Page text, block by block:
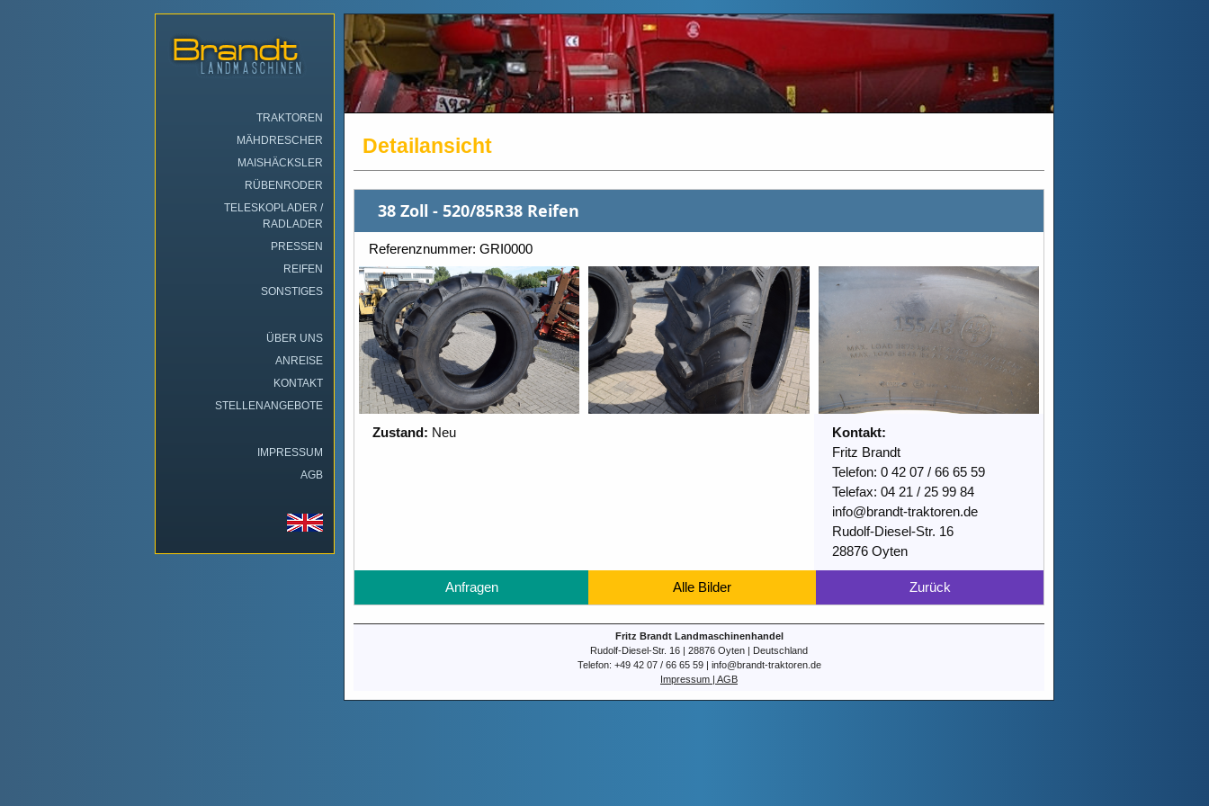
TRAKTOREN
MÄHDRESCHER
MAISHÄCKSLER
RÜBENRODER
TELESKOPLADER /
RADLADER
PRESSEN
REIFEN
SONSTIGES
ÜBER UNS
ANREISE
KONTAKT
STELLENANGEBOTE
IMPRESSUM
AGB
Detailansicht
38 Zoll - 520/85R38 Reifen
Referenznummer: GRI0000
Zustand: Neu
Kontakt:
Fritz Brandt
Telefon: 0 42 07 / 66 65 59
Telefax: 04 21 / 25 99 84
info@brandt-traktoren.de
Rudolf-Diesel-Str. 16
28876 Oyten
Anfragen Alle Bilder Zurück
Fritz Brandt Landmaschinenhandel
Rudolf-Diesel-Str. 16 | 28876 Oyten | Deutschland
Telefon: +49 42 07 / 66 65 59 | info@brandt-traktoren.de
Impressum | AGB